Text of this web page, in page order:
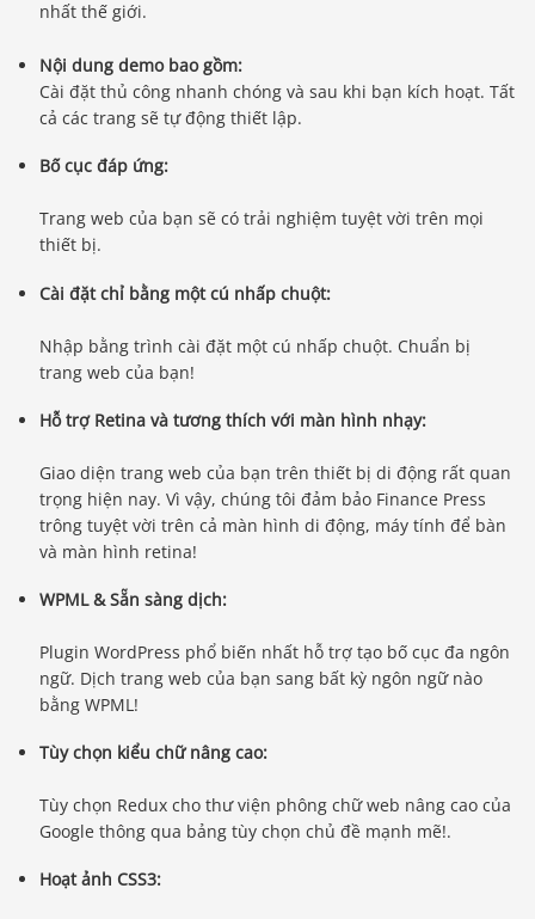
nhất thế giới.
Nội dung demo bao gồm:
Cài đặt thủ công nhanh chóng và sau khi bạn kích hoạt. Tất
cả các trang sẽ tự động thiết lập.
Bố cục đáp ứng:
Trang web của bạn sẽ có trải nghiệm tuyệt vời trên mọi
thiết bị.
Cài đặt chỉ bằng một cú nhấp chuột:
Nhập bằng trình cài đặt một cú nhấp chuột. Chuẩn bị
trang web của bạn!
Hỗ trợ Retina và tương thích với màn hình nhạy:
Giao diện trang web của bạn trên thiết bị di động rất quan
trọng hiện nay. Vì vậy, chúng tôi đảm bảo Finance Press
trông tuyệt vời trên cả màn hình di động, máy tính để bàn
và màn hình retina!
WPML & Sẵn sàng dịch:
Plugin WordPress phổ biến nhất hỗ trợ tạo bố cục đa ngôn
ngữ. Dịch trang web của bạn sang bất kỳ ngôn ngữ nào
bằng WPML!
Tùy chọn kiểu chữ nâng cao:
Tùy chọn Redux cho thư viện phông chữ web nâng cao của
Google thông qua bảng tùy chọn chủ đề mạnh mẽ!.
Hoạt ảnh CSS3: